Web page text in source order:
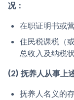
况：
在职证明书或
住民税课税（
总收入及纳税
(2) 抚养人从事上
抚养人名义的